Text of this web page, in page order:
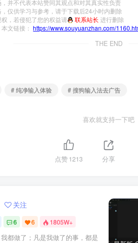
并不代表本站赞同其观点和对其真实性负责
仅供学习与参考，请于下载后24小时内删除
，若侵犯了您的权益请 联系站长 进行删除
本文链接：https://www.souyuanzhan.com/
THE END
# 纯净输入体验 # 搜狗输入法去广告
喜欢就支持一下吧
点赞1213 分享
关注
6 6 1805W+
都做了；凡是我做了的事，都是